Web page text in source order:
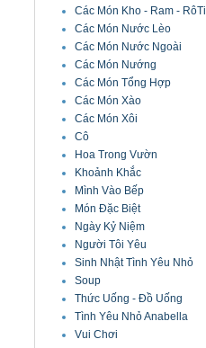
Các Món Kho - Ram - RôTi
Các Món Nước Lèo
Các Món Nước Ngoài
Các Món Nướng
Các Món Tổng Hợp
Các Món Xào
Các Món Xôi
Cô
Hoa Trong Vườn
Khoảnh Khắc
Mình Vào Bếp
Món Đặc Biệt
Ngày Kỷ Niệm
Người Tôi Yêu
Sinh Nhật Tình Yêu Nhỏ
Soup
Thức Uống - Đồ Uống
Tình Yêu Nhỏ Anabella
Vui Chơi